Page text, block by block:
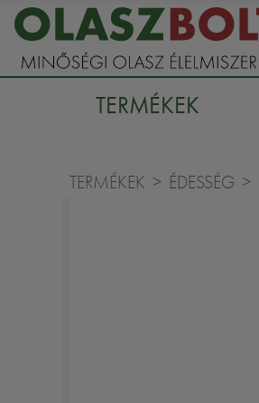
TERMÉKEK
TERMÉKEK ÉDESSÉG